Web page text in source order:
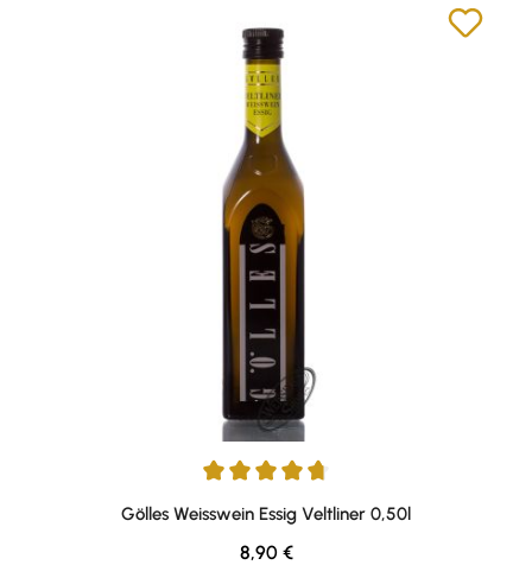
Durchschnittliche Bewertung von 4.77 von 5 Sternen
Gölles Weisswein Essig Veltliner 0,50l
Regulärer Preis:
8,90 €